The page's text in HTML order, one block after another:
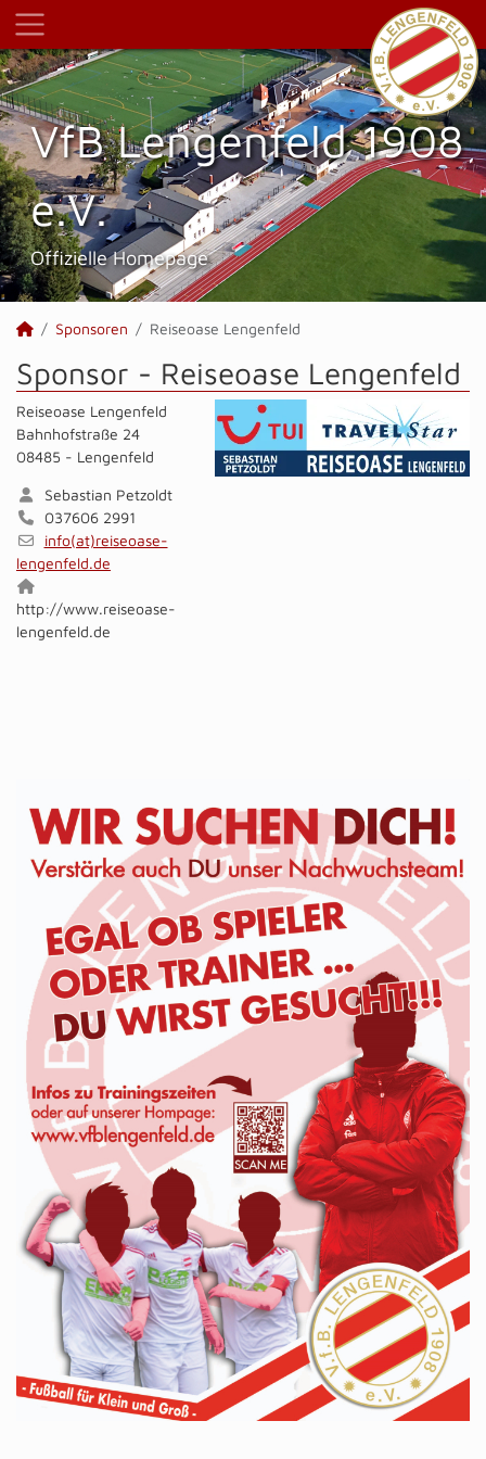
VfB Lengenfeld 1908
e.V.
Offizielle Homepage
Sponsoren Reiseoase Lengenfeld
Sponsor - Reiseoase Lengenfeld
Reiseoase Lengenfeld
Bahnhofstraße 24
08485 - Lengenfeld
Sebastian Petzoldt
037606 2991
info(at)reiseoase-
lengenfeld.de
http://www.reiseoase-
lengenfeld.de